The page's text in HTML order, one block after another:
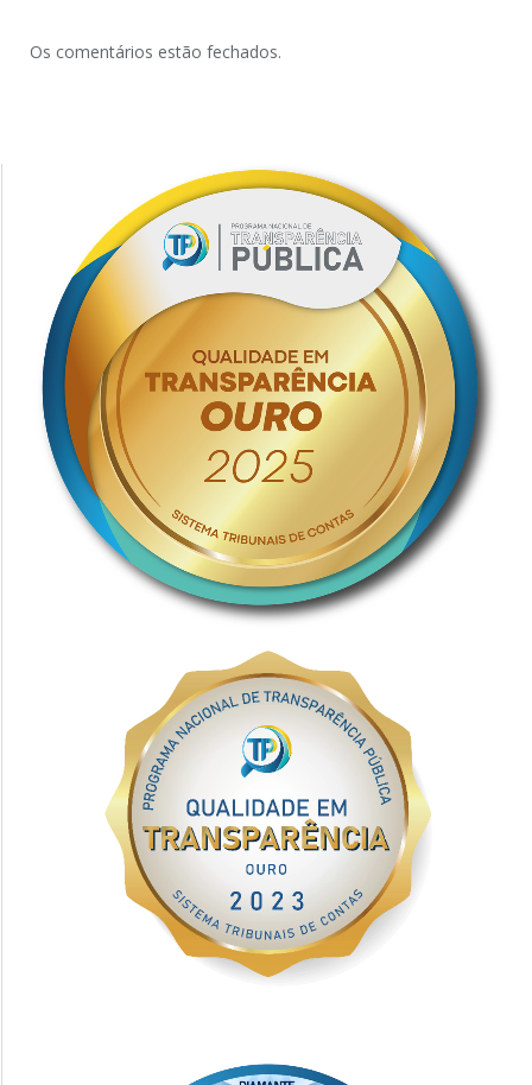
Os comentários estão fechados.